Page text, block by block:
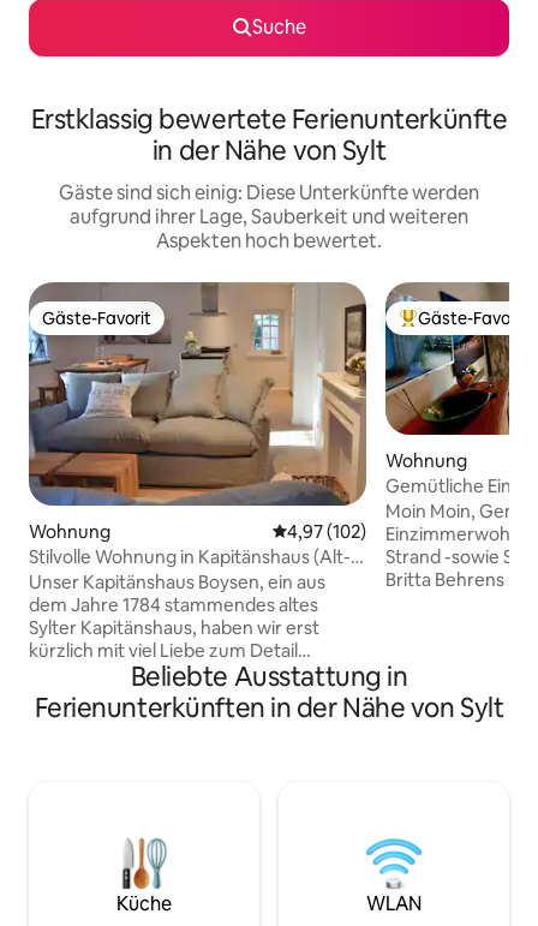
Suche
Erstklassig bewertete Ferienunterkünfte
in der Nähe von Sylt
Gäste sind sich einig: Diese Unterkünfte werden
aufgrund ihrer Lage, Sauberkeit und weiteren
Aspekten hoch bewertet.
Gäste-Favorit
Gäste-Favorit
Wohnung Durchschnittliche Bewertung:
4,97 (102)
Stilvolle Wohnung in Kapitänshaus (Alt-
Westerland)
Unser Kapitänshaus Boysen, ein aus
dem Jahre 1784 stammendes altes
Sylter Kapitänshaus, haben wir erst
kürzlich mit viel Liebe zum Detail
Zi. Garten-Wohnung findet Ihr mit vier
Personen auf ca. 80 qm Platz. Aus dem
cm breit) und sind bereits frisch
bezogen. Euch steht ein kostenloser
Parkplatz zur Verfügung.
Beliebter Gäste-
Gäste-Favorit
Wohnung
Gemütliche
Herz, Strandnah!
Moin Moin, Gemütliche
Strand -sowie
Britta Behrens
Fussgängerzone
Geschäften und
in nur 2 Minuten,
Beliebte Ausstattung in
Ferienunterkünften in der Nähe von Sylt
Küche WLAN